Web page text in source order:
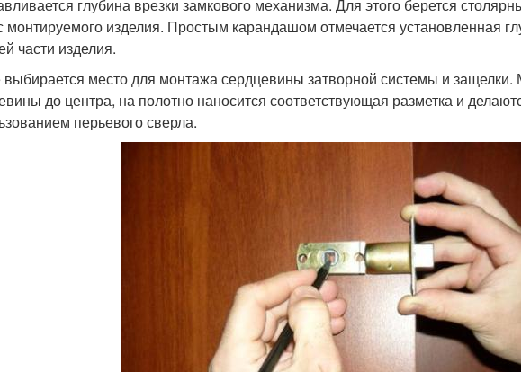
глубина врезки замкового механизма. Для этого берется
монтируемого изделия. Простым карандашом отмечается установленная
части изделия.
место для монтажа сердцевины затворной системы и защелки.
до центра, на полотно наносится соответствующая разметка и
перьевого сверла.